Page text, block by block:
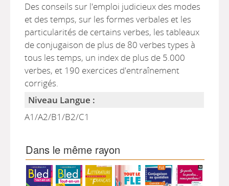
Des conseils sur l'emploi judicieux des modes
et des temps, sur les formes verbales et les
particularités de certains verbes, les tableaux
de conjugaison de plus de 80 verbes types à
tous les temps, un index de plus de 5.000
verbes, et 190 exercices d'entraînement
corrigés.
Niveau Langue :
A1/A2/B1/B2/C1
Dans le même rayon